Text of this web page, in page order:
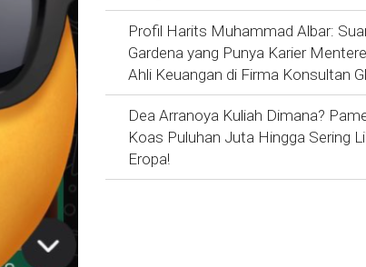
Profil Harits Muhammad Albar:
Gardena yang Punya Karier
Ahli Keuangan di Firma Konsultan
Dea Arranoya Kuliah Dimana?
Koas Puluhan Juta Hingga Sering
Eropa!